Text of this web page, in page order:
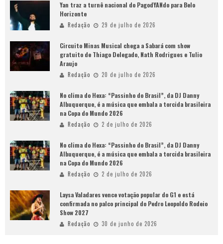
Yan traz a turnê nacional do PagodYANdo para Belo
Horizonte
Redação 29 de julho de 2026
Circuito Minas Musical chega a Sabará com show
gratuito de Thiago Delegado, Nath Rodrigues e Tulio
Araujo
Redação 20 de julho de 2026
No clima do Hexa: “Passinho do Brasil”, da DJ Danny
Albuquerque, é a música que embala a torcida brasileira
na Copa do Mundo 2026
Redação 2 de julho de 2026
No clima do Hexa: “Passinho do Brasil”, da DJ Danny
Albuquerque, é a música que embala a torcida brasileira
na Copa do Mundo 2026
Redação 2 de julho de 2026
Laysa Valadares vence votação popular do G1 e está
confirmada no palco principal do Pedro Leopoldo Rodeio
Show 2027
Redação 30 de junho de 2026